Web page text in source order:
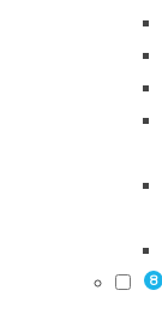
8